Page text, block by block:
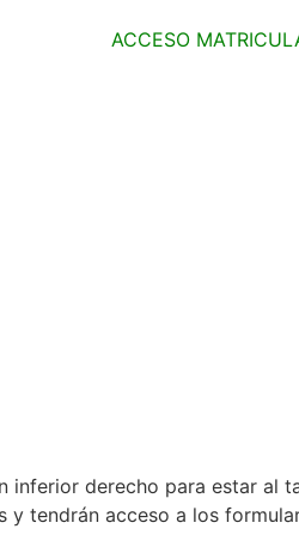
ACCESO
inferior derecho para estar al
tendrán acceso a los